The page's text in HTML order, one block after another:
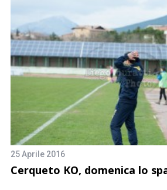
25 Aprile 2016
Cerqueto KO, domenica lo